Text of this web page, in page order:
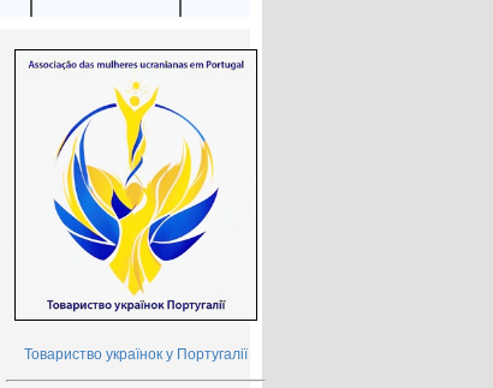
Товариство українок у Португалії